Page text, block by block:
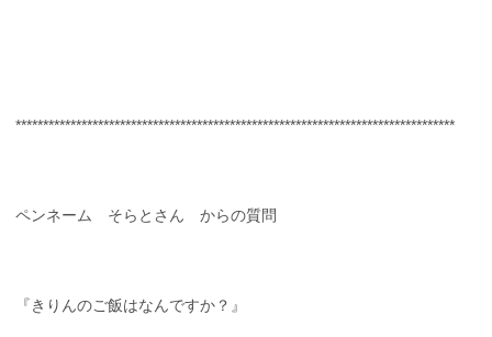
********************************************************************************
ペンネーム そらとさん からの質問
『きりんのご飯はなんですか？』